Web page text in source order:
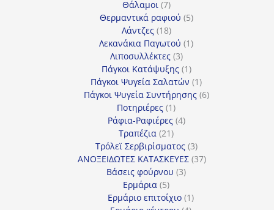
Θάλαμοι 77
προϊόντα
Θερμαντικά ραφιού 55
Λάντζες 1818
προϊόντα
Λεκανάκια Παγωτού 11
Λιποσυλλέκτες 33
προϊόντα
Πάγκοι Κατάψυξης 11
προϊόν
Πάγκοι Ψυγεία Σαλατών 11
προϊόν
Πάγκοι Ψυγεία Συντήρησης 66
Ποτηριέρες 11
προϊόν
Ράφια-Ραφιέρες 44
Τραπέζια 2121
προϊόντα
Τρόλεϊ Σερβιρίσματος 33
προϊόντα
ΑΝΟΞΕΙΔΩΤΕΣ ΚΑΤΑΣΚΕΥΕΣ 3737
Βάσεις φούρνου 33
Ερμάρια 55
προϊόντα
Ερμάριο επιτοίχιο 11